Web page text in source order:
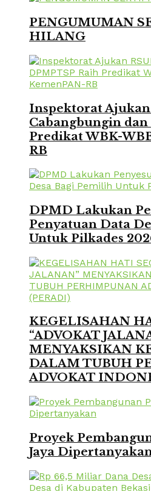
PENGUMUMAN
HILANG
Inspektorat Ajukan
Cabangbungin
Predikat WBK-
RB
DPMD Lakukan
Penyatuan Data
Untuk Pilkades
KEGELISAHAN
“ADVOKAT
MENYAKSIKAN
DALAM TUBUH
ADVOKAT
Proyek
Jaya